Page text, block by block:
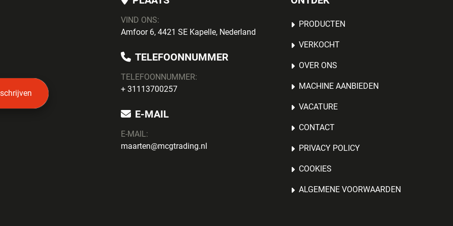
VIND ONS:
Amfoor 6, 4421 SE Kapelle, Nederland
TELEFOONNUMMER
TELEFOONNUMMER:
+ 31113700257
E-MAIL
E-MAIL:
maarten@mcgtrading.nl
PRODUCTEN
VERKOCHT
OVER ONS
MACHINE AANBIEDEN
VACATURE
CONTACT
PRIVACY POLICY
COOKIES
ALGEMENE VOORWAARDEN